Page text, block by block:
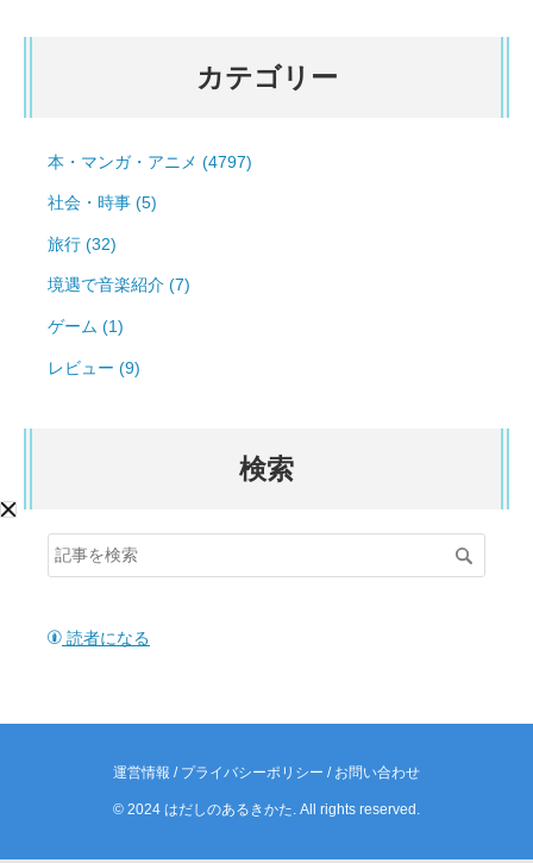
カテゴリー
本・マンガ・アニメ (4797)
社会・時事 (5)
旅行 (32)
境遇で音楽紹介 (7)
ゲーム (1)
レビュー (9)
検索
読者になる
運営情報 / プライバシーポリシー / お問い合わせ
© 2024 はだしのあるきかた. All rights reserved.